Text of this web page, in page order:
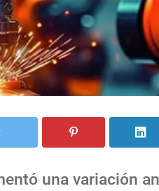
una variación